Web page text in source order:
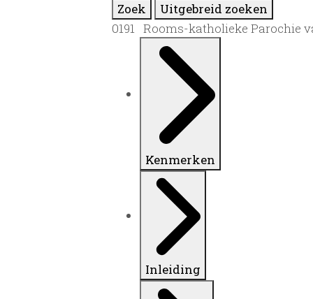
Zoek
Uitgebreid zoeken
0191 Rooms-katholieke Parochie
Kenmerken
Inleiding